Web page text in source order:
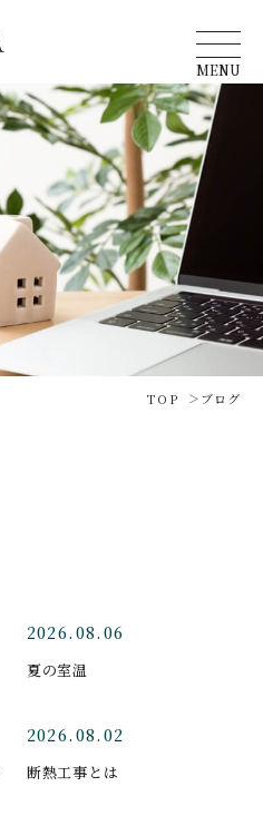
MENU
TOP ブログ
2026.08.06
夏の室温
2026.08.02
断熱工事とは